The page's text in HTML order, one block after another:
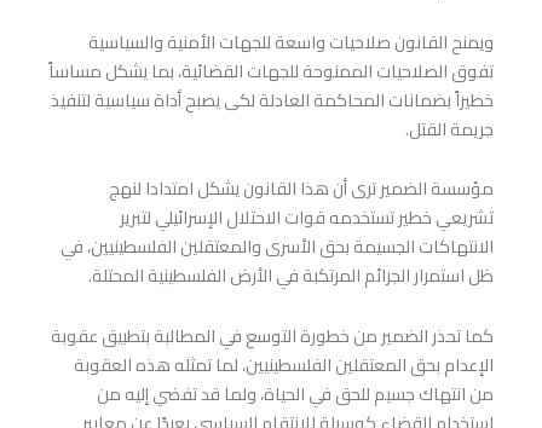
ويمنح القانون صلاحيات واسعة للجهات الأمنية والسياسية
تفوق الصلاحيات الممنوحة للجهات القضائية، بما يشكل مساساً
خطيراً بضمانات المحاكمة العادلة لكى يصبح أداة سياسية لتنفيذ
جريمة القتل.
مؤسسة الضمير ترى أن هذا القانون يشكل امتدادا لنهج
تشريعي خطير تستخدمه قوات الاحتلال الإسرائيلي لتبرير
الانتهاكات الجسيمة بحق الأسرى والمعتقلين الفلسطينيين، في
ظل استمرار الجرائم المرتكبة في الأرض الفلسطينية المحتلة.
كما تحذر الضمير من خطورة التوسع في المطالبة بتطبيق عقوبة
الإعدام بحق المعتقلين الفلسطينيين، لما تمثله هذه العقوبة
من انتهاك جسيم للحق في الحياة، ولما قد تفضي إليه من